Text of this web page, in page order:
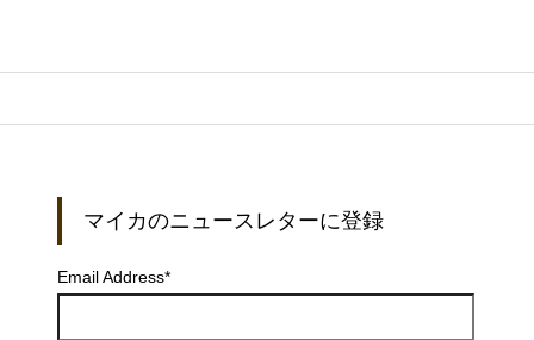
マイカのニュースレターに登録
Email Address*